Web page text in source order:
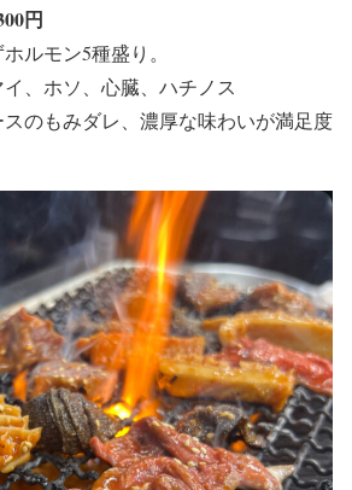
円
ルモン5種盛り。
、ホソ、心臓、ハチノス
のもみダレ、濃厚な味わいが満足度